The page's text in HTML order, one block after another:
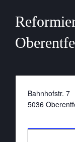
Adresse
Bahnhofstr. 7
5036